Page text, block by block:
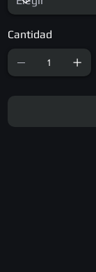
Cantidad